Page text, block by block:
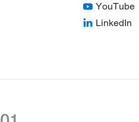
YouTube
LinkedIn